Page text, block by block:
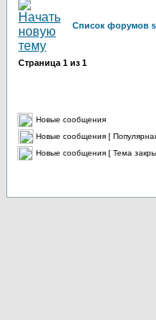
Список форумов
Страница 1 из 1
Новые сообщения
Новые сообщения [
Новые сообщения [ Тема